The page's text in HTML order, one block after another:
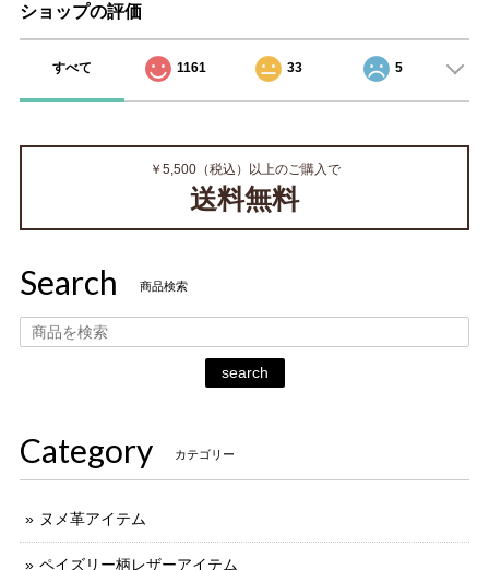
ショップの評価
すべて 1161 33 5
￥5,500（税込）以上のご購入で
送料無料
Search 商品検索
search
Category カテゴリー
ヌメ革アイテム
ペイズリー柄レザーアイテム